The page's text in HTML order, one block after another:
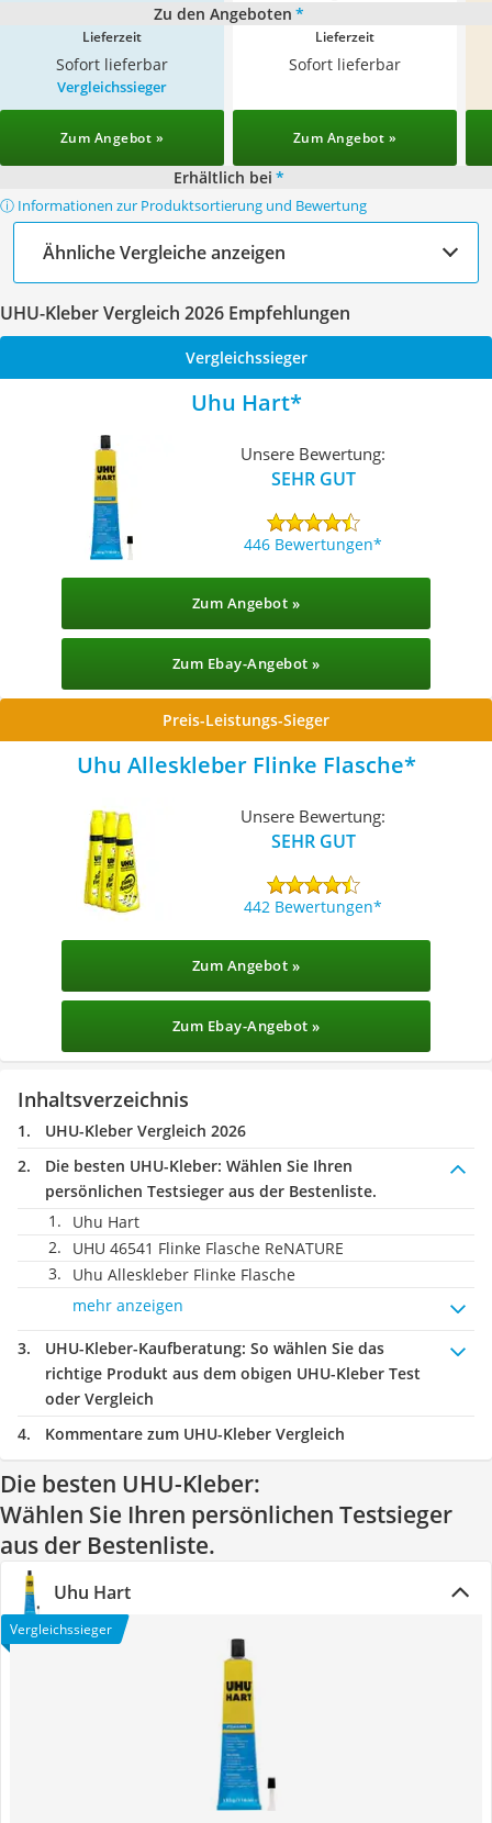
Zu den Angeboten *
Lieferzeit
Sofort lieferbar
Lieferzeit
Sofort lieferbar
Vergleichssieger
Zum Angebot » Zum Angebot »
Erhältlich bei *
ⓘ Informationen zur Produktsortierung und Bewertung
Ähnliche Vergleiche anzeigen
UHU-Kleber Vergleich 2026 Empfehlungen
Vergleichssieger
Uhu Hart
Unsere Bewertung:
SEHR GUT
446 Bewertungen
Zum Angebot »
Zum Ebay-Angebot »
Preis-Leistungs-Sieger
Uhu Alleskleber Flinke Flasche
Unsere Bewertung:
SEHR GUT
442 Bewertungen
Zum Angebot »
Zum Ebay-Angebot »
Inhaltsverzeichnis
UHU-Kleber Vergleich 2026
Die besten UHU-Kleber: Wählen Sie Ihren
persönlichen Testsieger aus der Bestenliste.
Uhu Hart
UHU 46541 Flinke Flasche ReNATURE
Uhu Alleskleber Flinke Flasche
mehr anzeigen
UHU-Kleber-Kaufberatung: So wählen Sie das
richtige Produkt aus dem obigen UHU-Kleber Test
oder Vergleich
Kommentare zum UHU-Kleber Vergleich
Die besten UHU-Kleber:
Wählen Sie Ihren persönlichen Testsieger
aus der Bestenliste.
Uhu Hart
Vergleichssieger